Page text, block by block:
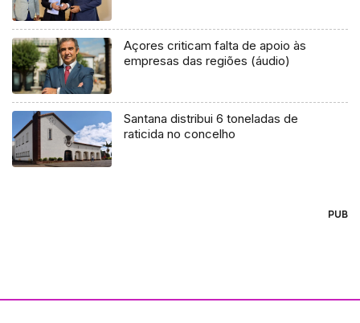
Açores criticam falta de apoio às
empresas das regiões (áudio)
Santana distribui 6 toneladas de
raticida no concelho
PUB